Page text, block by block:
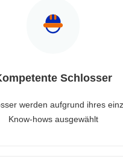
Schlosser
werden aufgrund ihres
Know-hows ausgewählt